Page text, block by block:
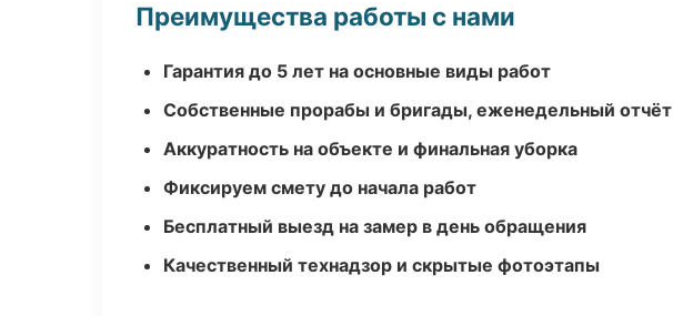
Преимущества работы с нами
Гарантия до 5 лет на основные виды работ
Собственные прорабы и бригады, еженедельный отчёт
Аккуратность на объекте и финальная уборка
Фиксируем смету до начала работ
Бесплатный выезд на замер в день обращения
Качественный технадзор и скрытые фотоэтапы